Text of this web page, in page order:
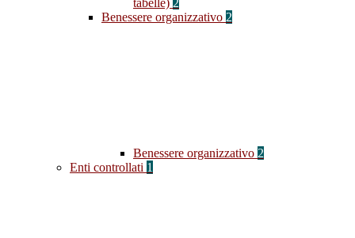
tabelle) 2
Benessere organizzativo 2
Benessere organizzativo 2
Enti controllati 1